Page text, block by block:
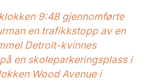
9:48 gjennomførte
en trafikkstopp av en
Detroit-kvinnes
en skoleparkeringsplass i
Wood Avenue i